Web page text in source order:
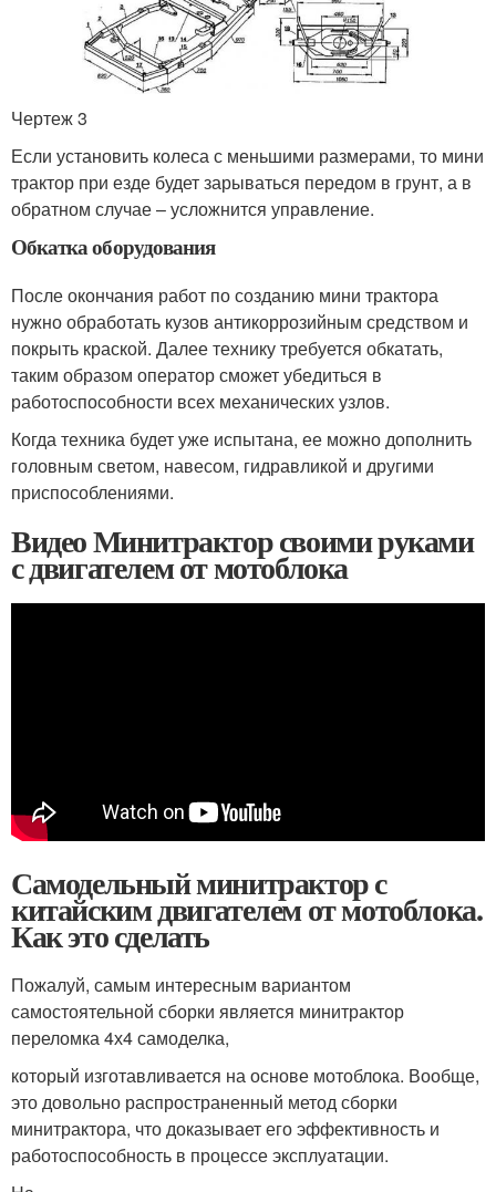
Чертеж 3
Если установить колеса с меньшими размерами, то мини
трактор при езде будет зарываться передом в грунт, а в
обратном случае – усложнится управление.
Обкатка оборудования
После окончания работ по созданию мини трактора
нужно обработать кузов антикоррозийным средством и
покрыть краской. Далее технику требуется обкатать,
таким образом оператор сможет убедиться в
работоспособности всех механических узлов.
Когда техника будет уже испытана, ее можно дополнить
головным светом, навесом, гидравликой и другими
приспособлениями.
Видео Минитрактор своими руками
с двигателем от мотоблока
Самодельный минитрактор с
китайским двигателем от мотоблока.
Как это сделать
Пожалуй, самым интересным вариантом
самостоятельной сборки является минитрактор
переломка 4х4 самоделка,
который изготавливается на основе мотоблока. Вообще,
это довольно распространенный метод сборки
минитрактора, что доказывает его эффективность и
работоспособность в процессе эксплуатации.